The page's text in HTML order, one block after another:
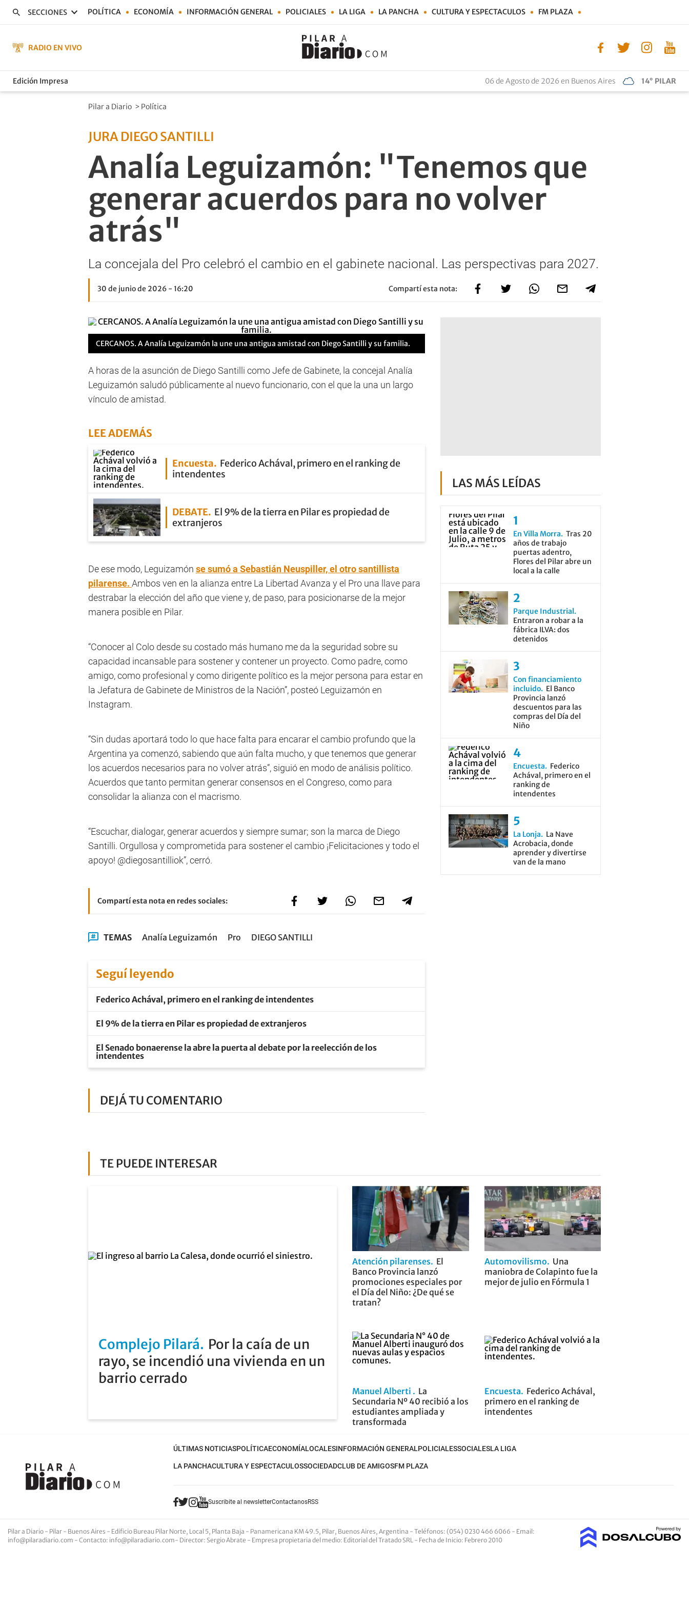
SECCIONES POLÍTICA ECONOMÍA INFORMACIÓN GENERAL POLICIALES LA LIGA LA PANCHA CULTURA Y ESPECTACULOS FM PLAZA
RADIO EN VIVO
Edición Impresa 06 de Agosto de 2026 en Buenos Aires 14° PILAR
Pilar a Diario > Política
JURA DIEGO SANTILLI
Analía Leguizamón: "Tenemos que
generar acuerdos para no volver
atrás"
La concejala del Pro celebró el cambio en el gabinete nacional. Las perspectivas para 2027.
30 de junio de 2026 - 16:20 Compartí esta nota:
CERCANOS. A Analía Leguizamón la une una antigua amistad con Diego Santilli y su familia.
A horas de la asunción de Diego Santilli como Jefe de Gabinete, la concejal Analía
Leguizamón saludó públicamente al nuevo funcionario, con el que la una un largo
vínculo de amistad.
LEE ADEMÁS
Encuesta
Federico Achával, primero en el ranking de
intendentes
DEBATE El 9% de la tierra en Pilar es propiedad de
extranjeros
De ese modo, Leguizamón se sumó a Sebastián Neuspiller, el otro santillista
pilarense. Ambos ven en la alianza entre La Libertad Avanza y el Pro una llave para
destrabar la elección del año que viene y, de paso, para posicionarse de la mejor
manera posible en Pilar.
“Conocer al Colo desde su costado más humano me da la seguridad sobre su
capacidad incansable para sostener y contener un proyecto. Como padre, como
amigo, como profesional y como dirigente político es la mejor persona para estar en
la Jefatura de Gabinete de Ministros de la Nación”, posteó Leguizamón en
Instagram.
“Sin dudas aportará todo lo que hace falta para encarar el cambio profundo que la
Argentina ya comenzó, sabiendo que aún falta mucho, y que tenemos que generar
los acuerdos necesarios para no volver atrás”, siguió en modo de análisis político.
Acuerdos que tanto permitan generar consensos en el Congreso, como para
consolidar la alianza con el macrismo.
“Escuchar, dialogar, generar acuerdos y siempre sumar; son la marca de Diego
Santilli. Orgullosa y comprometida para sostener el cambio ¡Felicitaciones y todo el
apoyo! @diegosantilliok”, cerró.
Compartí esta nota en redes sociales:
TEMAS Analía Leguizamón Pro DIEGO SANTILLI
Seguí leyendo
Federico Achával, primero en el ranking de intendentes
El 9% de la tierra en Pilar es propiedad de extranjeros
El Senado bonaerense la abre la puerta al debate por la reelección de los
intendentes
DEJÁ TU COMENTARIO
LAS MÁS LEÍDAS
En Villa Morra
Tras 20
años de trabajo
puertas adentro,
Flores del Pilar abre un
local a la calle
Parque Industrial
Entraron a robar a la
fábrica ILVA: dos
detenidos
Con financiamiento
incluido
El Banco
Provincia lanzó
descuentos para las
compras del Día del
Niño
Encuesta
Federico
Achával, primero en el
ranking de
intendentes
La Lonja
La Nave
Acrobacia, donde
aprender y divertirse
van de la mano
TE PUEDE INTERESAR
Complejo Pilará
Por la caía de un
rayo, se incendió una vivienda en un
barrio cerrado
Atención pilarenses
El
Banco Provincia lanzó
promociones especiales por
el Día del Niño: ¿De qué se
tratan?
Automovilismo
Una
maniobra de Colapinto fue la
mejor de julio en Fórmula 1
Manuel Alberti
La
Secundaria Nº 40 recibió a los
estudiantes ampliada y
transformada
Encuesta
Federico Achával,
primero en el ranking de
intendentes
ÚLTIMAS NOTICIASPOLÍTICAECONOMÍALOCALESINFORMACIÓN GENERALPOLICIALESSOCIALESLA LIGA
LA PANCHACULTURA Y ESPECTACULOSSOCIEDADCLUB DE AMIGOSFM PLAZA
Suscribite al newsletterContactanosRSS
Pilar a Diario - Pilar - Buenos Aires - Edificio Bureau Pilar Norte, Local 5, Planta Baja - Panamericana KM 49.5, Pilar, Buenos Aires, Argentina - Teléfonos: (054) 0230 466 6066 - Email:
info@pilaradiario.com - Contacto: info@pilaradiario.com- Director: Sergio Abrate - Empresa propietaria del medio: Editorial del Tratado SRL - Fecha de Inicio: Febrero 2010